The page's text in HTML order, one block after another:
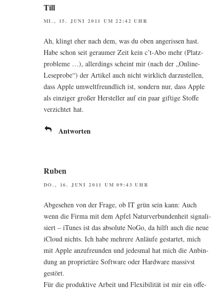
Till
MI., 15. JUNI 2011 UM 22:42 UHR
Ah, klingt eher nach dem, was du oben ange­ris­sen hast.
Habe schon seit gerau­mer Zeit kein c’t-Abo mehr (Platz­
pro­ble­me …), aller­dings scheint mir (nach der „Online-
Lese­pro­be“) der Arti­kel auch nicht wirk­lich dar­zu­stel­len,
dass Apple umwelt­freund­lich ist, son­dern nur, dass Apple
als ein­zi­ger gro­ßer Her­stel­ler auf ein paar gif­ti­ge Stof­fe
ver­zich­tet hat.
Antworten
Ruben
DO., 16. JUNI 2011 UM 09:43 UHR
Abge­se­hen von der Fra­ge, ob IT grün sein kann: Auch
wenn die Fir­ma mit dem Apfel Natur­ver­bun­den­heit signa­li­
siert – iTu­nes ist das abso­lu­te NoGo, da hilft auch die neue
iCloud nichts. Ich habe meh­re­re Anläu­fe gestar­tet, mich
mit Apple anzu­freun­den und jedes­mal hat mich die Anbin­
dung an pro­prie­tä­re Soft­ware oder Hard­ware mas­sivst
gestört.
Für die pro­duk­ti­ve Arbeit und Fle­xi­bi­li­tät ist mir ein offe­